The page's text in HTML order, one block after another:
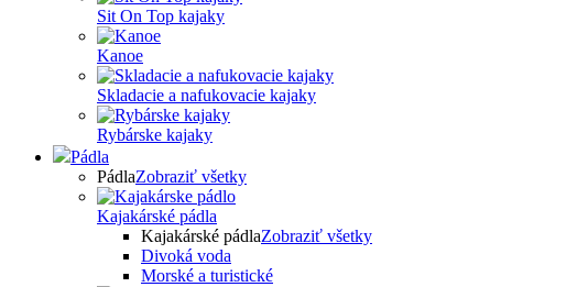
Sit On Top kajaky
Kanoe
Skladacie a nafukovacie kajaky
Rybárske kajaky
Pádla
PádlaZobraziť všetky
Kajakárské pádla
Kajakárské pádlaZobraziť všetky
Divoká voda
Morské a turistické